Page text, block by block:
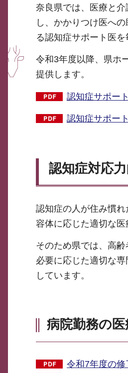
奈良県では、医療と
し、かかりつけ医へ
る認知症サポート医を
令和3年度以降、県ホ
提供します。
認知症サポー
認知症サポー
認知症対応
認知症の人が住み慣
容体に応じた適切な医
そのため県では、高
必要に応じた適切な
しています。
病院勤務の
令和7年度の修